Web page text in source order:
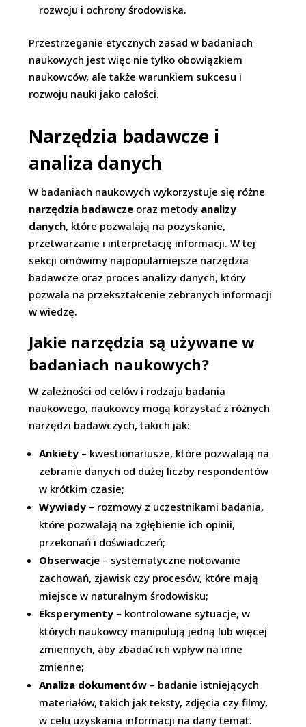
rozwoju i ochrony środowiska.
Przestrzeganie etycznych zasad w badaniach
naukowych jest więc nie tylko obowiązkiem
naukowców, ale także warunkiem sukcesu i
rozwoju nauki jako całości.
Narzędzia badawcze i
analiza danych
W badaniach naukowych wykorzystuje się różne
narzędzia badawcze oraz metody analizy
danych, które pozwalają na pozyskanie,
przetwarzanie i interpretację informacji. W tej
sekcji omówimy najpopularniejsze narzędzia
badawcze oraz proces analizy danych, który
pozwala na przekształcenie zebranych informacji
w wiedzę.
Jakie narzędzia są używane w
badaniach naukowych?
W zależności od celów i rodzaju badania
naukowego, naukowcy mogą korzystać z różnych
narzędzi badawczych, takich jak:
Ankiety – kwestionariusze, które pozwalają na
zebranie danych od dużej liczby respondentów
w krótkim czasie;
Wywiady – rozmowy z uczestnikami badania,
które pozwalają na zgłębienie ich opinii,
przekonań i doświadczeń;
Obserwacje – systematyczne notowanie
zachowań, zjawisk czy procesów, które mają
miejsce w naturalnym środowisku;
Eksperymenty – kontrolowane sytuacje, w
których naukowcy manipulują jedną lub więcej
zmiennych, aby zbadać ich wpływ na inne
zmienne;
Analiza dokumentów – badanie istniejących
materiałów, takich jak teksty, zdjęcia czy filmy,
w celu uzyskania informacji na dany temat.